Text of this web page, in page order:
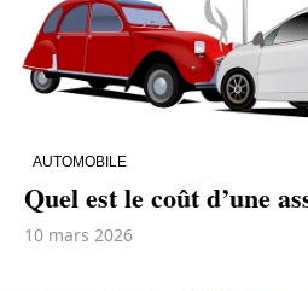
AUTOMOBILE
Quel est le coût d’une
10 mars 2026